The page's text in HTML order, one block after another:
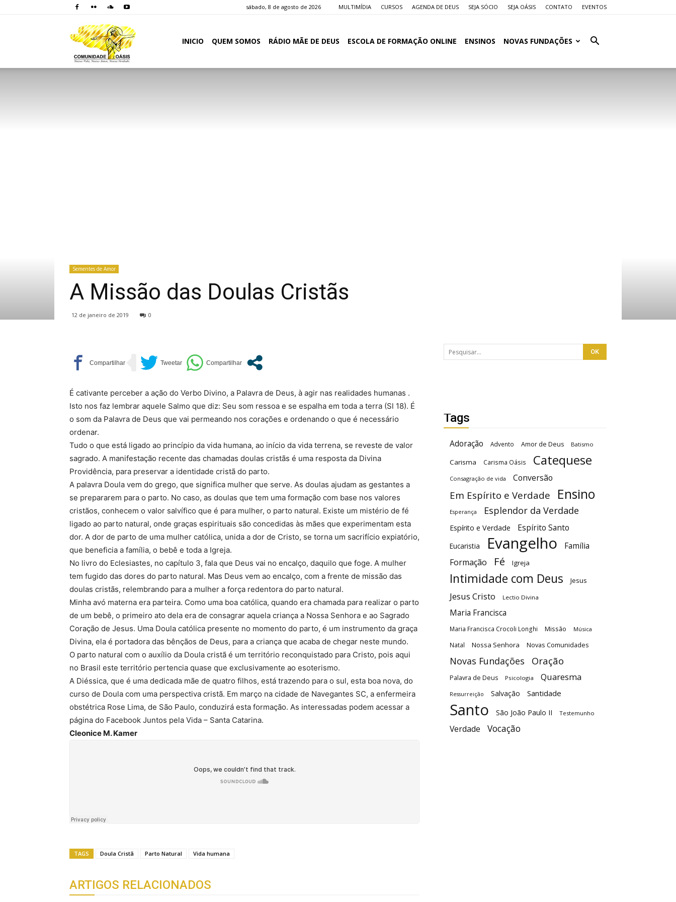
sábado, 8 de agosto de 2026 MULTIMÍDIA CURSOS AGENDA DE DEUS SEJA SÓCIO SEJA OÁSIS CONTATO EVENTOS
INICIO QUEM SOMOS RÁDIO MÃE DE DEUS ESCOLA DE FORMAÇÃO ONLINE ENSINOS NOVAS FUNDAÇÕES
Sementes de Amor
A Missão das Doulas Cristãs
12 de janeiro de 2019 0
É cativante perceber a ação do Verbo Divino, a Palavra de Deus, à agir nas realidades humanas .
Isto nos faz lembrar aquele Salmo que diz: Seu som ressoa e se espalha em toda a terra (Sl 18). É
o som da Palavra de Deus que vai permeando nos corações e ordenando o que é necessário
ordenar.
Tudo o que está ligado ao princípio da vida humana, ao início da vida terrena, se reveste de valor
sagrado. A manifestação recente das chamadas doulas cristãs é uma resposta da Divina
Providência, para preservar a identidade cristã do parto.
A palavra Doula vem do grego, que significa mulher que serve. As doulas ajudam as gestantes a
se prepararem para o parto. No caso, as doulas que tem uma formação com base nos valores
cristãos, conhecem o valor salvífico que é para mulher, o parto natural. Existe um mistério de fé
ligado ao parto natural, onde graças espirituais são concedidas às mães que experimentam esta
dor. A dor de parto de uma mulher católica, unida a dor de Cristo, se torna um sacrifício expiatório,
que beneficia a família, o bebê e toda a Igreja.
No livro do Eclesiastes, no capítulo 3, fala que Deus vai no encalço, daquilo que foge. A mulher
tem fugido das dores do parto natural. Mas Deus vem ao encalço, com a frente de missão das
doulas cristãs, relembrando para a mulher a força redentora do parto natural.
Minha avó materna era parteira. Como uma boa católica, quando era chamada para realizar o parto
de um bebê, o primeiro ato dela era de consagrar aquela criança a Nossa Senhora e ao Sagrado
Coração de Jesus. Uma Doula católica presente no momento do parto, é um instrumento da graça
Divina, ela é portadora das bênçãos de Deus, para a criança que acaba de chegar neste mundo.
O parto natural com o auxílio da Doula cristã é um território reconquistado para Cristo, pois aqui
no Brasil este território pertencia quase que exclusivamente ao esoterismo.
A Diéssica, que é uma dedicada mãe de quatro filhos, está trazendo para o sul, esta boa nova, do
curso de Doula com uma perspectiva cristã. Em março na cidade de Navegantes SC, a enfermeira
obstétrica Rose Lima, de São Paulo, conduzirá esta formação. As interessadas podem acessar a
página do Facebook Juntos pela Vida – Santa Catarina.
Cleonice M. Kamer
TAGS Doula Cristã Parto Natural Vida humana
ARTIGOS RELACIONADOS
Tags
Adoração Advento Amor de Deus Batismo
Carisma Carisma Oásis Catequese
Consagração de vida Conversão
Em Espírito e Verdade Ensino
Esperança Esplendor da Verdade
Espírito e Verdade Espírito Santo
Eucaristia Evangelho
Família
Formação
Fé Igreja
Intimidade com Deus Jesus
Jesus Cristo Lectio Divina
Maria Francisca
Maria Francisca Crocoli Longhi Missão Música
Natal Nossa Senhora Novas Comunidades
Novas Fundações Oração
Palavra de Deus Psicologia Quaresma
Ressurreição Salvação Santidade
Santo São João Paulo II Testemunho
Verdade Vocação